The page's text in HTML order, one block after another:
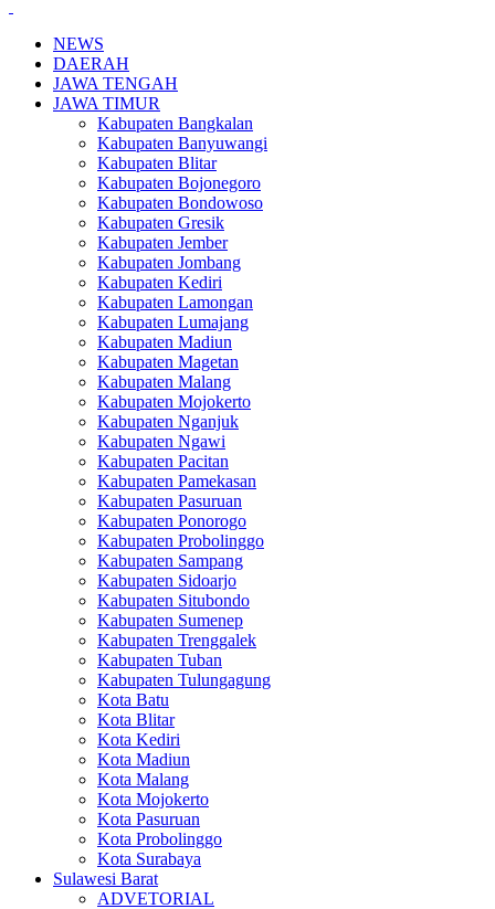
NEWS
DAERAH
JAWA TENGAH
JAWA TIMUR
Kabupaten Bangkalan
Kabupaten Banyuwangi
Kabupaten Blitar
Kabupaten Bojonegoro
Kabupaten Bondowoso
Kabupaten Gresik
Kabupaten Jember
Kabupaten Jombang
Kabupaten Kediri
Kabupaten Lamongan
Kabupaten Lumajang
Kabupaten Madiun
Kabupaten Magetan
Kabupaten Malang
Kabupaten Mojokerto
Kabupaten Nganjuk
Kabupaten Ngawi
Kabupaten Pacitan
Kabupaten Pamekasan
Kabupaten Pasuruan
Kabupaten Ponorogo
Kabupaten Probolinggo
Kabupaten Sampang
Kabupaten Sidoarjo
Kabupaten Situbondo
Kabupaten Sumenep
Kabupaten Trenggalek
Kabupaten Tuban
Kabupaten Tulungagung
Kota Batu
Kota Blitar
Kota Kediri
Kota Madiun
Kota Malang
Kota Mojokerto
Kota Pasuruan
Kota Probolinggo
Kota Surabaya
Sulawesi Barat
ADVETORIAL